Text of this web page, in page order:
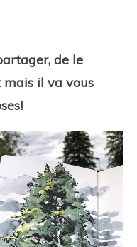
de le
mais il va vous